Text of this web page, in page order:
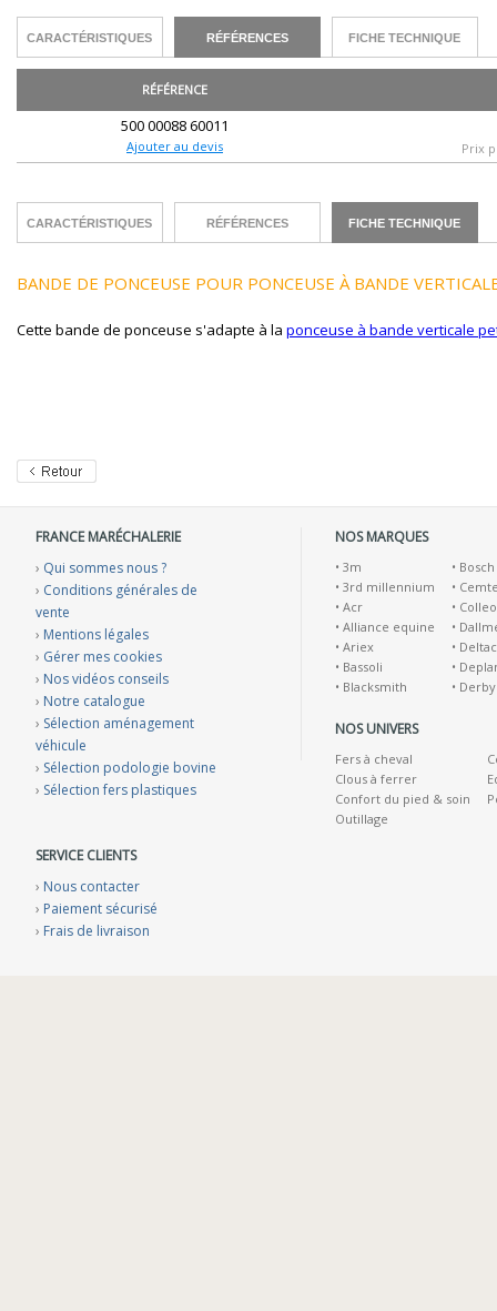
CARACTÉRISTIQUES RÉFÉRENCES FICHE TECHNIQUE
RÉFÉRENCE
500 00088 60011
Ajouter au devis Prix
CARACTÉRISTIQUES RÉFÉRENCES FICHE TECHNIQUE
BANDE DE PONCEUSE POUR PONCEUSE À BANDE
Cette bande de ponceuse s'adapte à la ponceuse à bande verticale
FRANCE MARÉCHALERIE
› Qui sommes nous ?
› Conditions générales de
vente
› Mentions légales
› Gérer mes cookies
› Nos vidéos conseils
› Notre catalogue
› Sélection aménagement
véhicule
› Sélection podologie bovine
› Sélection fers plastiques
SERVICE CLIENTS
› Nous contacter
› Paiement sécurisé
› Frais de livraison
NOS MARQUES
• 3m
• 3rd millennium
• Acr
• Alliance equine
• Ariex
• Bassoli
• Blacksmith
• Bosch
•
•
•
•
•
• Derby
NOS UNIVERS
Fers à cheval
Clous à ferrer
Confort du pied & soin
Outillage